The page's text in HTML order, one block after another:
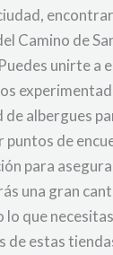
Camino de
unirte
albergues
puntos de
para
una gran
que
estas